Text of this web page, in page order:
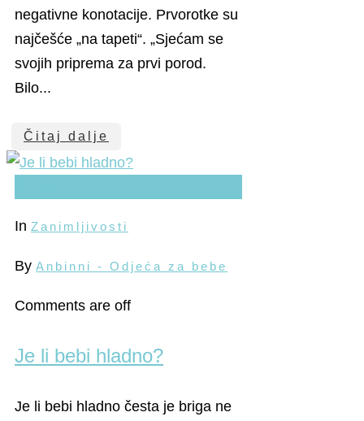
negativne konotacije. Prvorotke su
najčešće „na tapeti“. „Sjećam se
svojih priprema za prvi porod.
Bilo...
Čitaj dalje
In Zanimljivosti
By Anbinni - Odjeća za bebe
Comments are off
Je li bebi hladno?
Je li bebi hladno česta je briga ne